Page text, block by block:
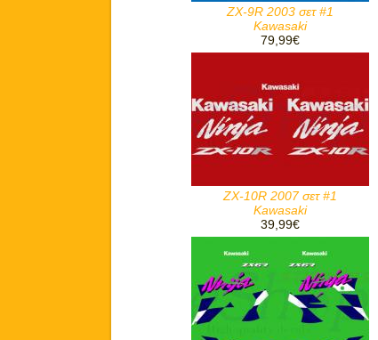
ZX-9R 2003 σετ #1
Kawasaki
79,99€
ZX-10R 2007 σετ #1
Kawasaki
39,99€